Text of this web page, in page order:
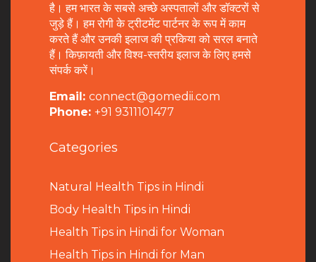
है। हम भारत के सबसे अच्छे अस्पतालों और डॉक्टरों से
जुड़े हैं। हम रोगी के ट्रीटमेंट पार्टनर के रूप में काम
करते हैं और उनकी इलाज की प्रकिया को सरल बनाते
हैं। किफ़ायती और विश्व-स्तरीय इलाज के लिए हमसे
संपर्क करें।
Email: connect@gomedii.com
Phone: +91 9311101477
Categories
Natural Health Tips in Hindi
Body Health Tips in Hindi
Health Tips in Hindi for Woman
Health Tips in Hindi for Man